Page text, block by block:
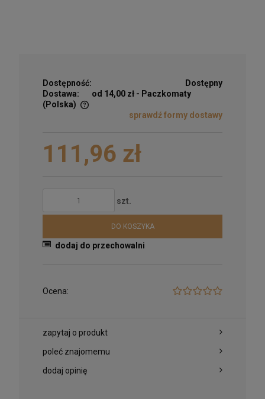
Dostępność:
Dostępny
Dostawa:
od 14,00 zł - Paczkomaty
(Polska)
Cena nie zawiera ewentualnych kosztów płatności
sprawdź formy dostawy
111,96 zł
szt.
DO KOSZYKA
dodaj do przechowalni
Ocena:
zapytaj o produkt
poleć znajomemu
dodaj opinię